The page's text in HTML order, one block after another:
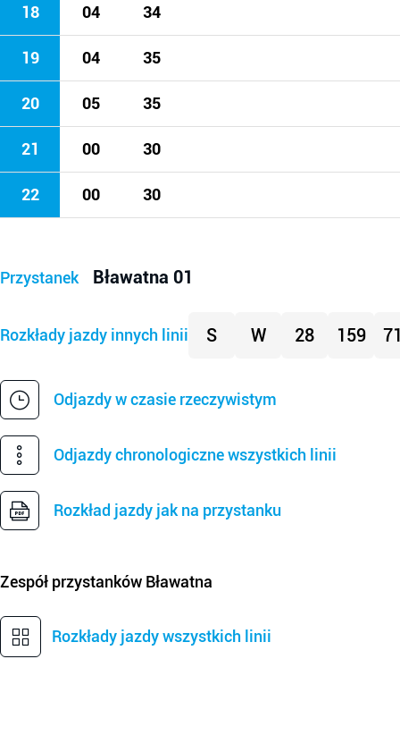
18 04 34
19 04 35
20 05 35
21 00 30
22 00 30
Przystanek Bławatna 01
Rozkłady jazdy innych linii S W 28 159
Odjazdy w czasie rzeczywistym
Odjazdy chronologiczne wszystkich linii
Rozkład jazdy jak na przystanku
Zespół przystanków Bławatna
Rozkłady jazdy wszystkich linii